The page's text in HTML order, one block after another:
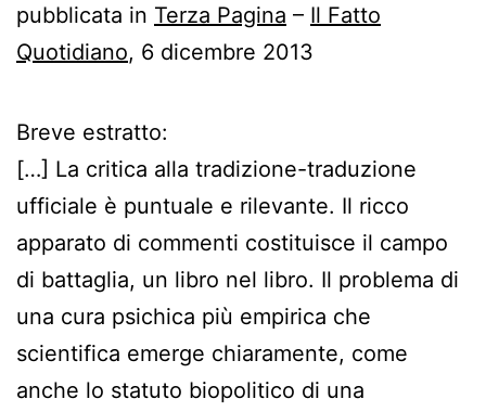
pubblicata in Terza Pagina – Il Fatto
Quotidiano, 6 dicembre 2013
Breve estratto:
[…] La critica alla tradizione-traduzione
ufficiale è puntuale e rilevante. Il ricco
apparato di commenti costituisce il campo
di battaglia, un libro nel libro. Il problema di
una cura psichica più empirica che
scientifica emerge chiaramente, come
anche lo statuto biopolitico di una